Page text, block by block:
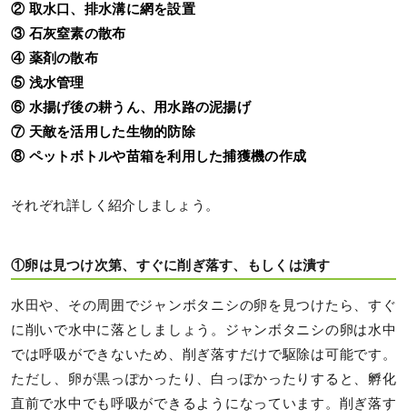
② 取水口、排水溝に網を設置
③ 石灰窒素の散布
④ 薬剤の散布
⑤ 浅水管理
⑥ 水揚げ後の耕うん、用水路の泥揚げ
⑦ 天敵を活用した生物的防除
⑧ ペットボトルや苗箱を利用した捕獲機の作成
それぞれ詳しく紹介しましょう。
①卵は見つけ次第、すぐに削ぎ落す、もしくは潰す
水田や、その周囲でジャンボタニシの卵を見つけたら、すぐ
に削いで水中に落としましょう。ジャンボタニシの卵は水中
では呼吸ができないため、削ぎ落すだけで駆除は可能です。
ただし、卵が黒っぽかったり、白っぽかったりすると、孵化
直前で水中でも呼吸ができるようになっています。削ぎ落す